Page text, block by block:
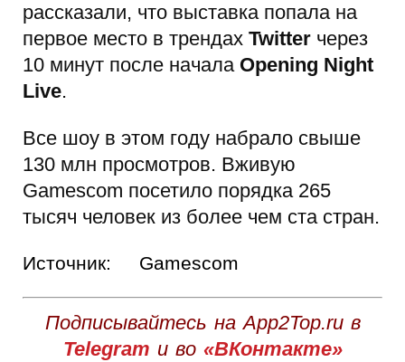
рассказали, что выставка попала на
первое место в трендах Twitter через
10 минут после начала Opening Night
Live.
Все шоу в этом году набрало свыше
130 млн просмотров. Вживую
Gamescom посетило порядка 265
тысяч человек из более чем ста стран.
Источник: Gamescom
Подписывайтесь на App2Top.ru в
Telegram и во «ВКонтакте»